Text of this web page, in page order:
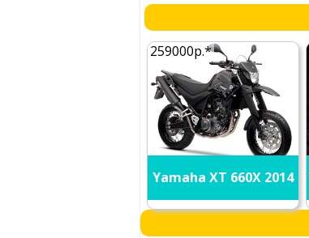
259000р.*
Yamaha XT 660X 2014